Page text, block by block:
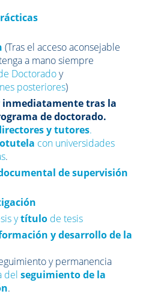
(Tras el acceso aconsejable
a mano siempre
Doctoradoy
posteriores)
tras la
de doctorado.
y tutores.
con universidades
.
de supervisión
ytítulo de tesis
y desarrollo de la
y permanencia
del seguimiento de la
.